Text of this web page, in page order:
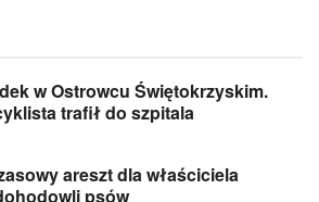
w Ostrowcu Świętokrzyskim.
trafił do szpitala
areszt dla właściciela
psów